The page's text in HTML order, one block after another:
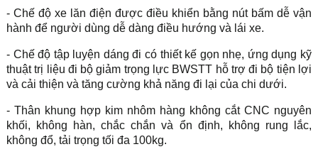
- Chế độ xe lăn điện được điều khiển bằng nút bấm dễ vận
hành để người dùng dễ dàng điều hướng và lái xe.
- Chế độ tập luyện dáng đi có thiết kế gọn nhẹ, ứng dụng kỹ
thuật trị liệu đi bộ giảm trọng lực BWSTT hỗ trợ đi bộ tiện lợi
và cải thiện và tăng cường khả năng đi lại của chi dưới.
- Thân khung hợp kim nhôm hàng không cắt CNC nguyên
khối, không hàn, chắc chắn và ổn định, không rung lắc,
không đổ, tải trọng tối đa 100kg.